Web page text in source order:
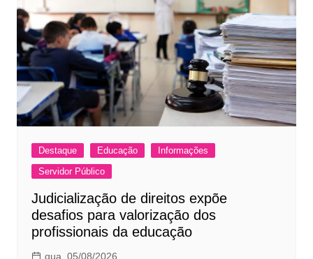
Destaque Educação
Informações
Servidor Público
Judicialização de direitos expõe
desafios para valorização dos
profissionais da educação
qua, 05/08/2026